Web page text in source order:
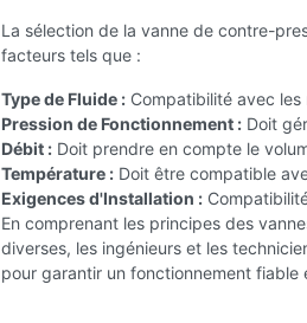
La sélection de la vanne de contre-
facteurs tels que :
Type de Fluide : Compatibilité avec
Pression de Fonctionnement : Doit
Débit : Doit prendre en compte le
Température : Doit être compatible
Exigences d'Installation :
En comprenant les principes des
diverses, les ingénieurs et les
pour garantir un fonctionnement